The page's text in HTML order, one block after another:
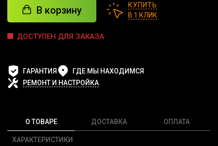
В корзину
КУПИТЬ
В 1 КЛИК
ДОСТУПЕН ДЛЯ ЗАКАЗА
ГАРАНТИЯ
ГДЕ МЫ НАХОДИМСЯ
РЕМОНТ И НАСТРОЙКА
О ТОВАРЕ
ХАРАКТЕРИСТИКИ
ДОСТАВКА ОПЛАТА